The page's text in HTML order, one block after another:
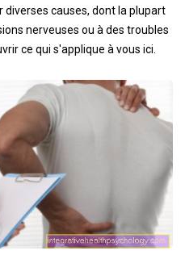
diverses causes, dont la plupart
nerveuses ou à des troubles
ce qui s'applique à vous ici.